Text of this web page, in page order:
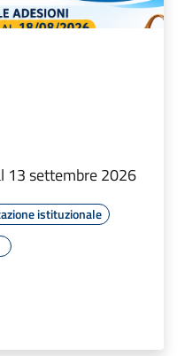
13 settembre 2026
istituzionale